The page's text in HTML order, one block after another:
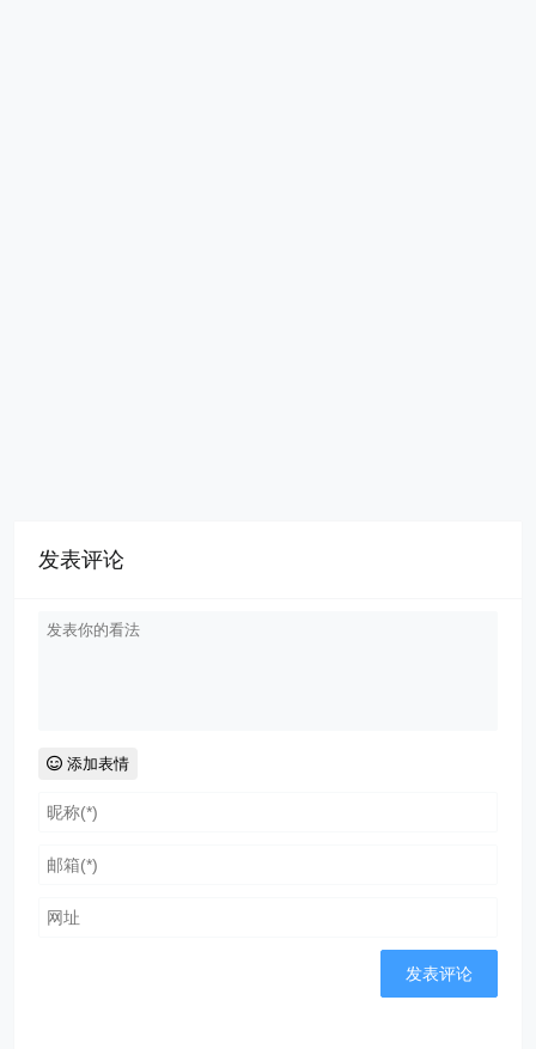
发表评论
添加表情